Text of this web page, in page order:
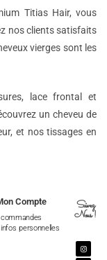
Titias Hair, vous
nos clients satisfaits
vierges sont les
lace frontal et
un cheveu de
et nos tissages en
Compte
personnelles
Suivez
Nous !